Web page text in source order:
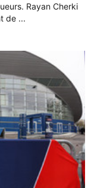
Rayan Cherki
de ...